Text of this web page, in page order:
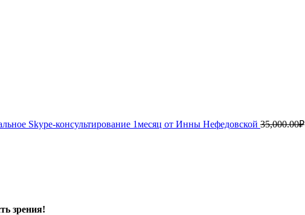
Skype-консультирование 1месяц от Инны Нефедовской 35,000.00₽
зрения!